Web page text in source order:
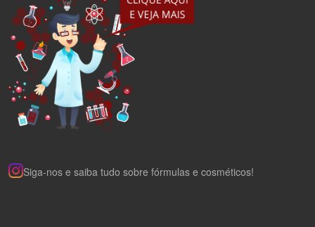
Siga-nos e saiba tudo sobre fórmulas e cosméticos!